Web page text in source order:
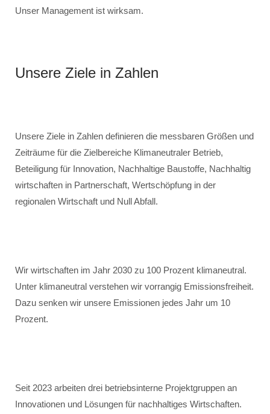
Unser Management ist wirksam.
Unsere Ziele in Zahlen
Unsere Ziele in Zahlen definieren die messbaren Größen und
Zeiträume für die Zielbereiche Klimaneutraler Betrieb,
Beteiligung für Innovation, Nachhaltige Baustoffe, Nachhaltig
wirtschaften in Partnerschaft, Wertschöpfung in der
regionalen Wirtschaft und Null Abfall.
Wir wirtschaften im Jahr 2030 zu 100 Prozent klimaneutral.
Unter klimaneutral verstehen wir vorrangig Emissionsfreiheit.
Dazu senken wir unsere Emissionen jedes Jahr um 10
Prozent.
Seit 2023 arbeiten drei betriebsinterne Projektgruppen an
Innovationen und Lösungen für nachhaltiges Wirtschaften.